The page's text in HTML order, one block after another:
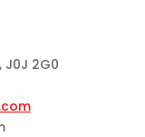
J0J 2G0